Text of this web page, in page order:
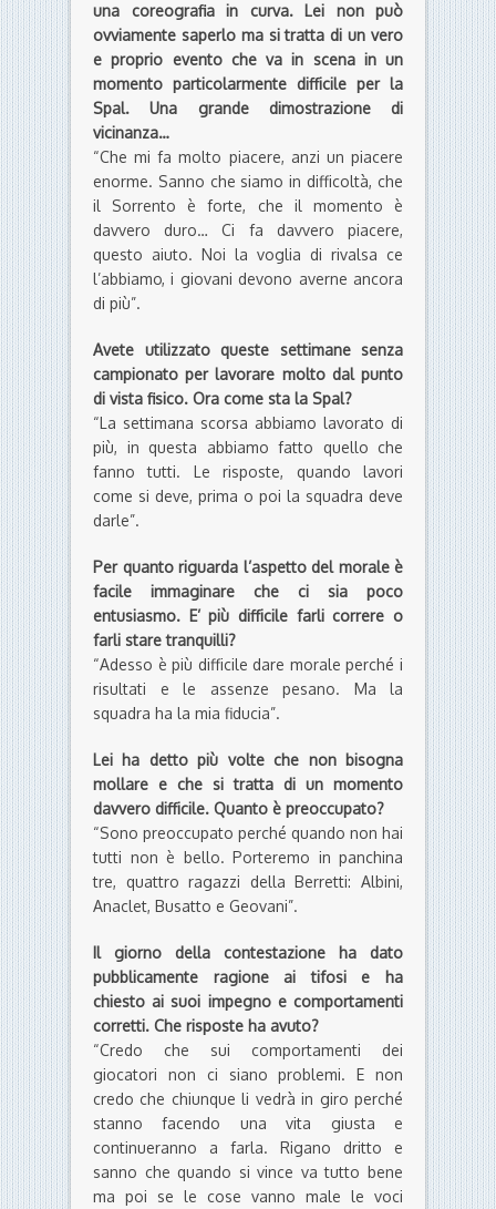
una coreografia in curva. Lei non può
ovviamente saperlo ma si tratta di un vero
e proprio evento che va in scena in un
momento particolarmente difficile per la
Spal. Una grande dimostrazione di
vicinanza…
“Che mi fa molto piacere, anzi un piacere
enorme. Sanno che siamo in difficoltà, che
il Sorrento è forte, che il momento è
davvero duro… Ci fa davvero piacere,
questo aiuto. Noi la voglia di rivalsa ce
l’abbiamo, i giovani devono averne ancora
di più”.
Avete utilizzato queste settimane senza
campionato per lavorare molto dal punto
di vista fisico. Ora come sta la Spal?
“La settimana scorsa abbiamo lavorato di
più, in questa abbiamo fatto quello che
fanno tutti. Le risposte, quando lavori
come si deve, prima o poi la squadra deve
darle”.
Per quanto riguarda l’aspetto del morale è
facile immaginare che ci sia poco
entusiasmo. E’ più difficile farli correre o
farli stare tranquilli?
“Adesso è più difficile dare morale perché i
risultati e le assenze pesano. Ma la
squadra ha la mia fiducia”.
Lei ha detto più volte che non bisogna
mollare e che si tratta di un momento
davvero difficile. Quanto è preoccupato?
“Sono preoccupato perché quando non hai
tutti non è bello. Porteremo in panchina
tre, quattro ragazzi della Berretti: Albini,
Anaclet, Busatto e Geovani”.
Il giorno della contestazione ha dato
pubblicamente ragione ai tifosi e ha
chiesto ai suoi impegno e comportamenti
corretti. Che risposte ha avuto?
“Credo che sui comportamenti dei
giocatori non ci siano problemi. E non
credo che chiunque li vedrà in giro perché
stanno facendo una vita giusta e
continueranno a farla. Rigano dritto e
sanno che quando si vince va tutto bene
ma poi se le cose vanno male le voci